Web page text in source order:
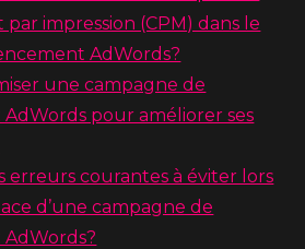
par impression (CPM) dans le
AdWords?
une campagne de
pour améliorer ses
erreurs courantes à éviter lors
d’une campagne de